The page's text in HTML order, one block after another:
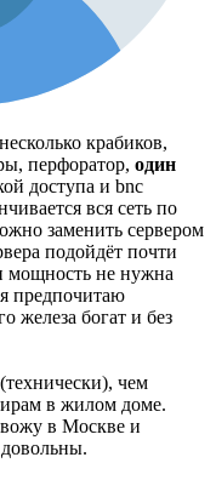
крабиков,
перфоратор, один
доступа и bnc
вся сеть по
заменить сервером
подойдёт почти
мощность не нужна
предпочитаю
железа богат и без
чем
в жилом доме.
в Москве и
довольны.